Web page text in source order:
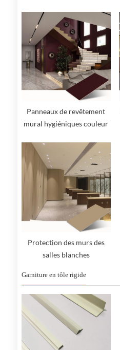
Panneaux de revêtement
mural hygiéniques couleur
Protection des murs des
salles blanches
Garniture en tôle rigide